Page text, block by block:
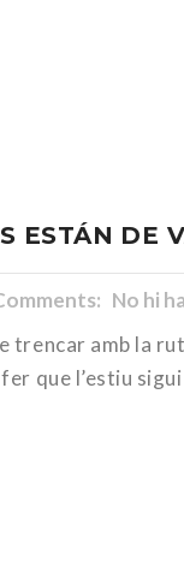
ESTÁN DE
No hi
trencar amb la
que l’estiu